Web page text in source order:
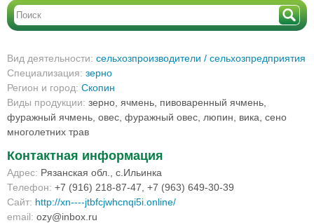
Вид деятельности: сельхозпроизводители / сельхозпредприятия
Специализация: зерно
Регион и город: Скопин
Виды продукции: зерно, ячмень, пивоваренный ячмень,
фуражный ячмень, овес, фуражный овес, люпин, вика, сено
многолетних трав
Контактная информация
Адрес: Рязанская обл., с.Ильинка
Телефон: +7 (916) 218-87-47, +7 (963) 649-30-39
Сайт: http://xn----jtbfcjwhcnqi5i.online/
email: ozy@inbox.ru